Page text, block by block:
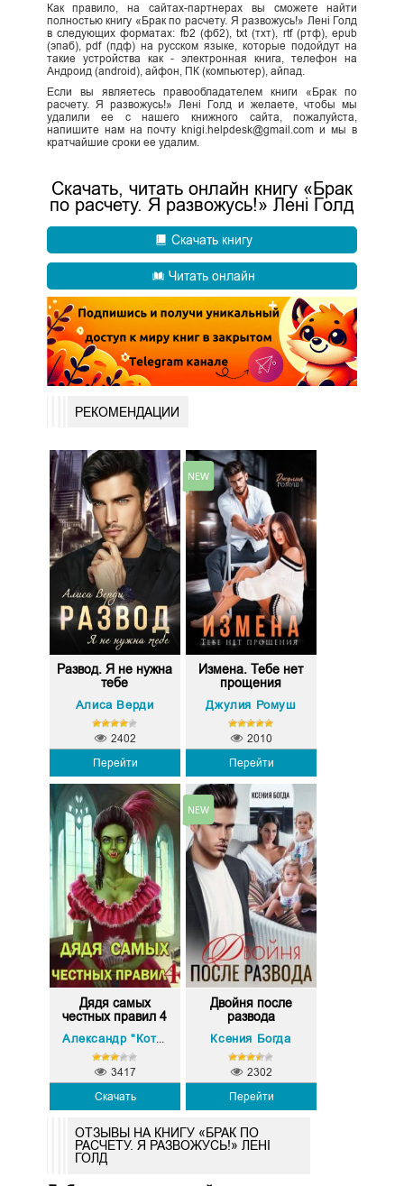
Как правило, на сайтах-партнерах вы сможете найти
полностью книгу «Брак по расчету. Я развожусь!» Лені Голд
в следующих форматах: fb2 (фб2), txt (тхт), rtf (ртф), epub
(эпаб), pdf (пдф) на русском языке, которые подойдут на
такие устройства как - электронная книга, телефон на
Андроид (android), айфон, ПК (компьютер), айпад.
Если вы являетесь правообладателем книги «Брак по
расчету. Я развожусь!» Лені Голд и желаете, чтобы мы
удалили ее с нашего книжного сайта, пожалуйста,
напишите нам на почту knigi.helpdesk@gmail.com и мы в
кратчайшие сроки ее удалим.
Скачать, читать онлайн книгу «Брак
по расчету. Я развожусь!» Лені Голд
Скачать книгу
Читать онлайн
РЕКОМЕНДАЦИИ
Развод. Я не нужна
тебе
Алиса Верди
Перейти
2402
Измена. Тебе нет
прощения
Джулия Ромуш
Перейти
2010
Дядя самых
честных правил 4
Александр "Котобус" Горбов
Скачать
3417
Двойня после
развода
Ксения Богда
Перейти
2302
ОТЗЫВЫ НА КНИГУ «БРАК ПО
РАСЧЕТУ. Я РАЗВОЖУСЬ!» ЛЕНІ
ГОЛД